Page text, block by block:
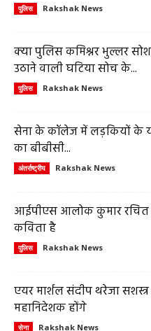
पुलिस Rakshak News
क्या पुलिस कमिश्नर भुल्लर
उठाने वाली घटिया सोच के...
पुलिस Rakshak News
सेना के कॉलेज में लड़कियों के
का बीबीसी...
अंतर्राष्ट्रीय Rakshak News
आईपीएस आलोक कुमार
कविता है
पुलिस Rakshak News
एयर मार्शल संदीप थरेजा
महानिदेशक होंगे
सेना Rakshak News